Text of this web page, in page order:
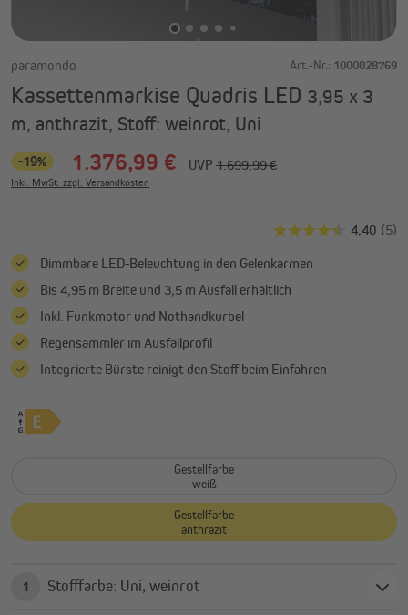
paramondo Art.-Nr.: 1000028769
Kassettenmarkise Quadris LED 3,95 x 3
m, anthrazit, Stoff: weinrot, Uni
-19% 1.376,99 € UVP 1.699,99 €
Inkl. MwSt. zzgl. Versandkosten
Dimmbare LED-Beleuchtung in den Gelenkarmen
Bis 4,95 m Breite und 3,5 m Ausfall erhältlich
Inkl. Funkmotor und Nothandkurbel
Regensammler im Ausfallprofil
Integrierte Bürste reinigt den Stoff beim Einfahren
Gestellfarbe
weiß
Gestellfarbe
anthrazit
1 Stofffarbe: Uni, weinrot